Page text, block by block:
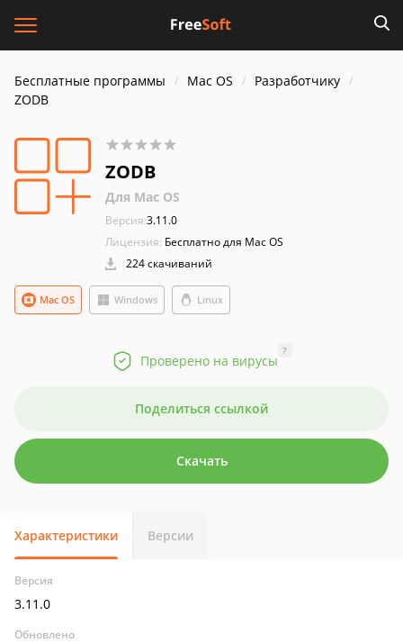
Бесплатные программы Mac OS
Разработчику
ZODB
ZODB
Для Mac OS
Версия:3.11.0
Лицензия: Бесплатно для Mac OS
224 скачиваний
Windows Linux
Mac OS
Проверено на вирусы
?
Поделиться ссылкой
Скачать
Характеристики Версии
Версия
3.11.0
Обновлено